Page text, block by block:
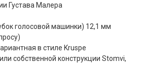
Густава Малера
голосовой машинки) 12,1 мм
в стиле Kruspe
собственной конструкции Stomvi,